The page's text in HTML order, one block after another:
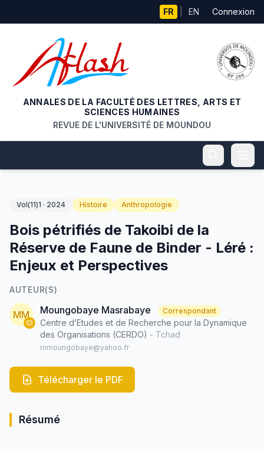
FR EN Connexion
ANNALES DE LA FACULTÉ DES LETTRES, ARTS ET
SCIENCES HUMAINES
REVUE DE L'UNIVERSITÉ DE MOUNDOU
Vol(11)1 · 2024 Histoire Anthropologie
Bois pétrifiés de Takoibi de la
Réserve de Faune de Binder - Léré :
Enjeux et Perspectives
AUTEUR(S)
MM Moungobaye Masrabaye Correspondant
Centre d’Etudes et de Recherche pour la Dynamique
des Organisations (CERDO) - Tchad
mmoungobaye@yahoo.fr
Télécharger le PDF
Résumé